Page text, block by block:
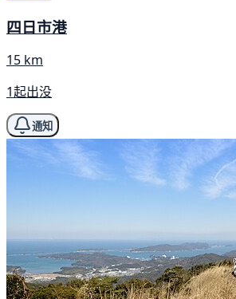
四日市港
15 km
1起出没
通知